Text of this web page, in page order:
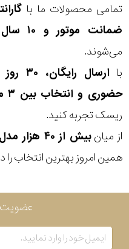
تمامی محصولات ما با
ضمانت موتور و ۱۰ سال تعویض رایگان باتری
می‌شوند.
با
حضوری و انتخاب بین ۳ محصول
ریسک تجربه کنید.
از میانبیش از ۴۰ هزار مدل ساعت و اکسسوری اورجینال
همین امروز بهترین انتخاب را
عضویت